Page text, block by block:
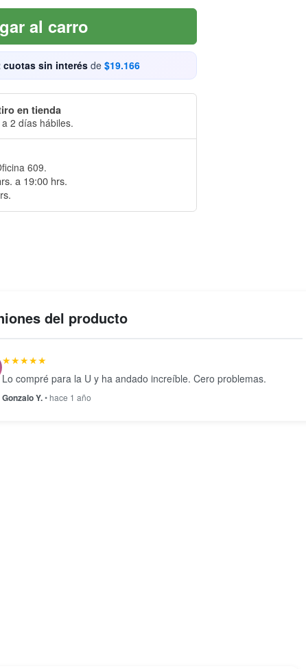
al carro
cuotas sin interés de$19.166
en tienda
2 días hábiles.
609.
a 19:00 hrs.
del producto
★★★★★
Lo compré para la U y ha andado increíble. Cero problemas.
Gonzalo Y.• hace 1 año